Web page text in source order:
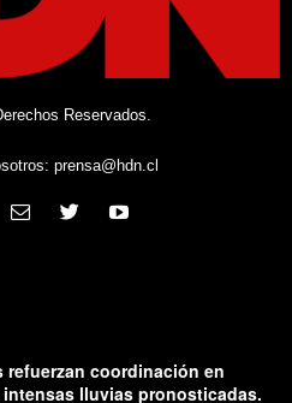
Reservados.
prensa@hdn.cl
refuerzan coordinación en
intensas lluvias pronosticadas.